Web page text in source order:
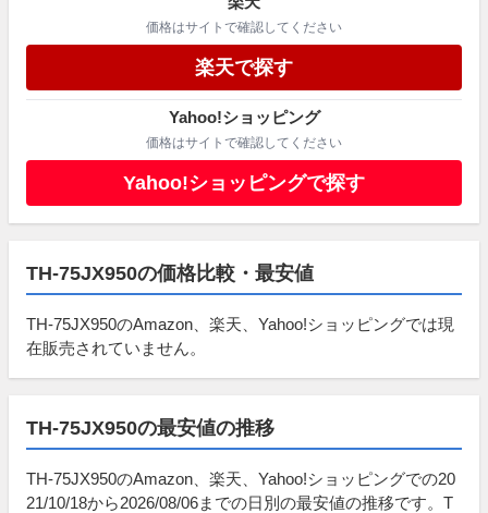
価格はサイトで確認してください
楽天で探す
Yahoo!ショッピング
価格はサイトで確認してください
Yahoo!ショッピングで探す
TH-75JX950の価格比較・最安値
TH-75JX950のAmazon、楽天、Yahoo!ショッピングでは現
在販売されていません。
TH-75JX950の最安値の推移
TH-75JX950のAmazon、楽天、Yahoo!ショッピングでの20
21/10/18から2026/08/06までの日別の最安値の推移です。T